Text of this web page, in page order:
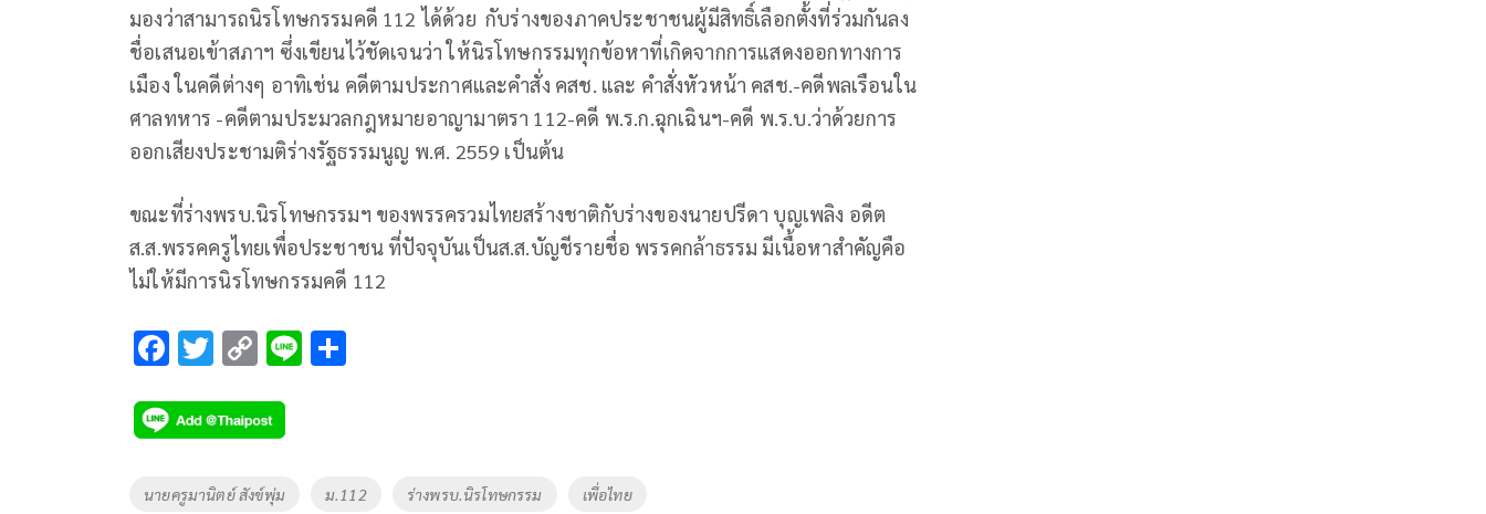
มองว่าสามารถนิรโทษกรรมคดี 112 ได้ด้วย กับร่างของภาคประชาชนผู้มีสิทธิ์เลือกตั้งที่ร่วมกันลง
ชื่อเสนอเข้าสภาฯ ซึ่งเขียนไว้ชัดเจนว่า ให้นิรโทษกรรมทุกข้อหาที่เกิดจากการแสดงออกทางการ
เมือง ในคดีต่างๆ อาทิเช่น คดีตามประกาศและคำสั่ง คสช. และ คำสั่งหัวหน้า คสช.-คดีพลเรือนใน
ศาลทหาร -คดีตามประมวลกฎหมายอาญามาตรา 112-คดี พ.ร.ก.ฉุกเฉินฯ-คดี พ.ร.บ.ว่าด้วยการ
ออกเสียงประชามติร่างรัฐธรรมนูญ พ.ศ. 2559 เป็นต้น
ขณะที่ร่างพรบ.นิรโทษกรรมฯ ของพรรครวมไทยสร้างชาติกับร่างของนายปรีดา บุญเพลิง อดีต
ส.ส.พรรคครูไทยเพื่อประชาชน ที่ปัจจุบันเป็นส.ส.บัญชีรายชื่อ พรรคกล้าธรรม มีเนื้อหาสำคัญคือ
ไม่ให้มีการนิรโทษกรรมคดี 112
F
e
b
o
T
tt
er
C
p
y
Li
Li
Tags
นายครูมานิตย์ สังข์พุ่ม ม.112 ร่างพรบ.นิรโทษกรรม เพื่อไทย